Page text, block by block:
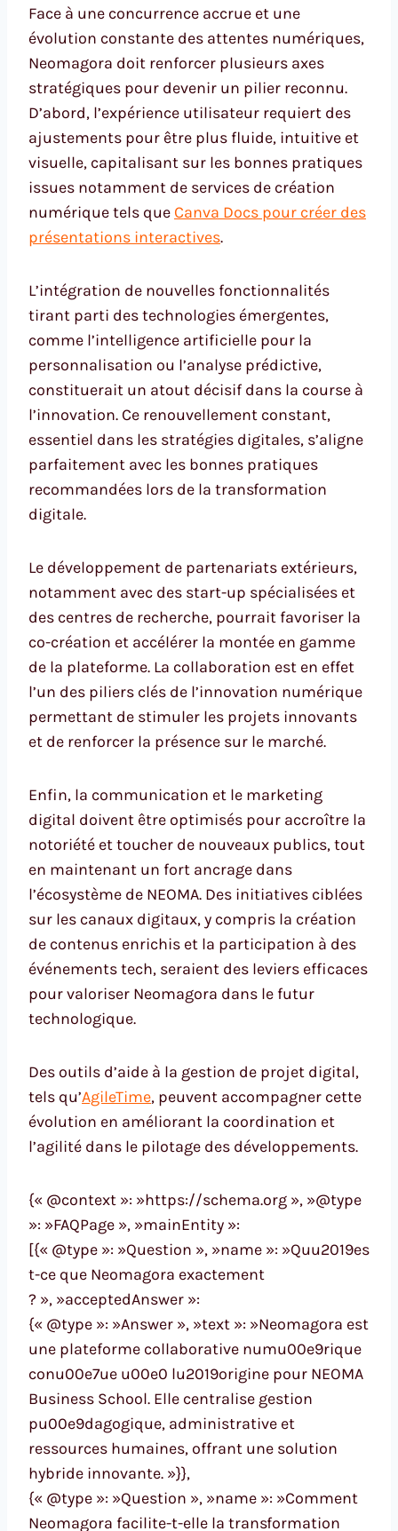
Face à une concurrence accrue et une
évolution constante des attentes numériques,
Neomagora doit renforcer plusieurs axes
stratégiques pour devenir un pilier reconnu.
D’abord, l’expérience utilisateur requiert des
ajustements pour être plus fluide, intuitive et
visuelle, capitalisant sur les bonnes pratiques
issues notamment de services de création
numérique tels que Canva Docs pour créer des
présentations interactives.
L’intégration de nouvelles fonctionnalités
tirant parti des technologies émergentes,
comme l’intelligence artificielle pour la
personnalisation ou l’analyse prédictive,
constituerait un atout décisif dans la course à
l’innovation. Ce renouvellement constant,
essentiel dans les stratégies digitales, s’aligne
parfaitement avec les bonnes pratiques
recommandées lors de la transformation
digitale.
Le développement de partenariats extérieurs,
notamment avec des start-up spécialisées et
des centres de recherche, pourrait favoriser la
co-création et accélérer la montée en gamme
de la plateforme. La collaboration est en effet
l’un des piliers clés de l’innovation numérique
permettant de stimuler les projets innovants
et de renforcer la présence sur le marché.
Enfin, la communication et le marketing
digital doivent être optimisés pour accroître la
notoriété et toucher de nouveaux publics, tout
en maintenant un fort ancrage dans
l’écosystème de NEOMA. Des initiatives ciblées
sur les canaux digitaux, y compris la création
de contenus enrichis et la participation à des
événements tech, seraient des leviers efficaces
pour valoriser Neomagora dans le futur
technologique.
Des outils d’aide à la gestion de projet digital,
tels qu’AgileTime, peuvent accompagner cette
évolution en améliorant la coordination et
l’agilité dans le pilotage des développements.
{« @context »: »https://schema.org », »@type
»: »FAQPage », »mainEntity »:
[{« @type »: »Question », »name »: »Quu2019es
t-ce que Neomagora exactement
? », »acceptedAnswer »:
{« @type »: »Answer », »text »: »Neomagora est
une plateforme collaborative numu00e9rique
conu00e7ue u00e0 lu2019origine pour NEOMA
Business School. Elle centralise gestion
pu00e9dagogique, administrative et
ressources humaines, offrant une solution
hybride innovante. »}},
{« @type »: »Question », »name »: »Comment
Neomagora facilite-t-elle la transformation